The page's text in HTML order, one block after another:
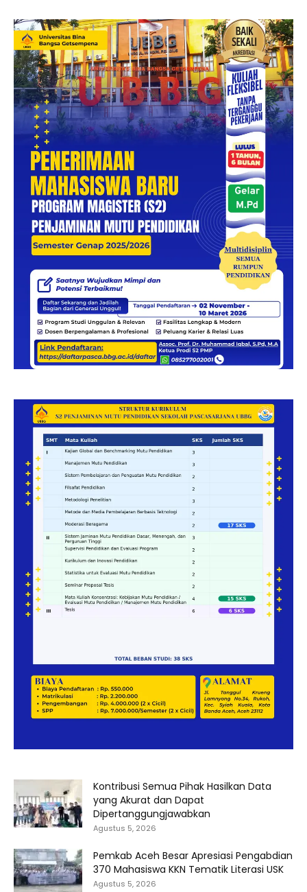
Kontribusi Semua Pihak Hasilkan Data
yang Akurat dan Dapat
Dipertanggungjawabkan
Agustus 5, 2026
Pemkab Aceh Besar Apresiasi Pengabdian
370 Mahasiswa KKN Tematik Literasi USK
Agustus 5, 2026